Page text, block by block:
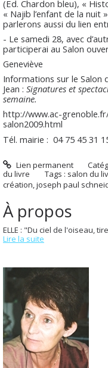
(Ed. Chardon bleu), «
« Najib l’enfant de la nuit
parlerons aussi du lien
- Le samedi 28, avec
participerai au Salon
Geneviève
Informations sur le Salon
Jean : Signatures et
semaine.
http://www.ac-
salon2009.html
Tél. mairie : 04 75 45 31
Lien permanent
du livre
Tags : salon du
création,joseph paul
À propos
ELLE : "Du ciel de l'oiseau,
Lire la suite